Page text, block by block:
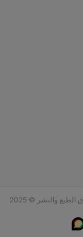
حقوق الطبع والنشر © 2025 CREALITY 3D (HK) TECHNOLOGY LIMITED جميع